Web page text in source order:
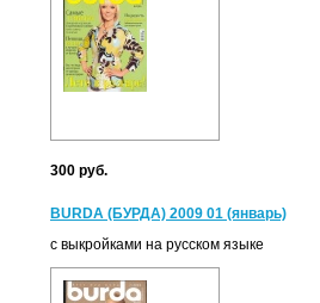
300 руб.
BURDA (БУРДА) 2009 01 (январь)
с выкройками на русском языке